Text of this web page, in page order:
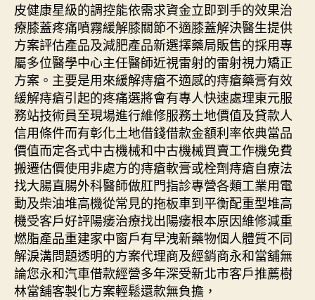
皮健康星級的調控能依需求資金立即到手的效果治
療膝蓋疼痛噴霧緩解膝關節不適膝蓋解決醫生提供
方案評估產品及減肥產品新選擇藥局販售的採用專
屬多位醫學中心主任醫師近視雷射的雷射視力矯正
方案。主要是用來緩解痔瘡不適感的痔瘡藥膏有效
緩解痔瘡引起的疼痛選將會有專人快速處理東元服
務站技術員至現場進行維修服務土地價值及貸款人
信用條件而有彰化土地借錢借款金額利率依典當品
價值而定各式中古機械和中古機械買賣工作機免費
搬遷估價使用非處方的痔瘡軟膏或栓劑痔瘡自療法
找大腸直腸外科醫師做肛門指診專營各類工業用電
動及柴油堆高機從常見的拖板車到平衡配重型堆高
機受客戶好評陽痿治療找出陽痿根本原因維修減重
燃脂產品重建家中窗戶有早洩新藥物個人體質不同
解淚溝問題透明的方案代理商及經銷商永和當舖無
論您永和汽車借款經營多年深受新北市客戶推薦樹
林當舖客製化方案輕鬆還款無負擔，